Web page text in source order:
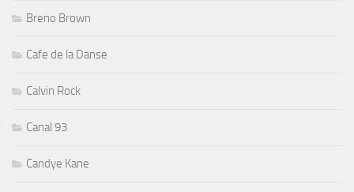
Breno Brown
Cafe de la Danse
Calvin Rock
Canal 93
Candye Kane